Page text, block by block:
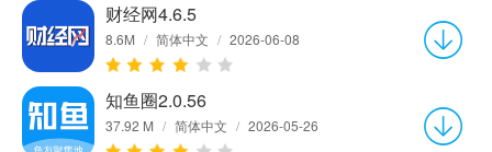
财经网4.6.5
8.6M / 简体中文 / 2026-06-08
知鱼圈2.0.56
37.92 M / 简体中文 / 2026-05-26